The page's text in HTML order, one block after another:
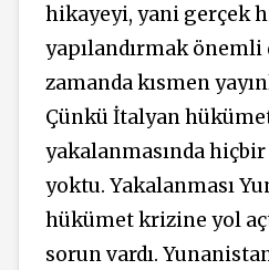
hikayeyi, yani gerçek
yapılandırmak önemli
zamanda kısmen
Çünkü İtalyan
yakalanmasında
yoktu. Yakalanması
hükümet krizine yol
sorun vardı.